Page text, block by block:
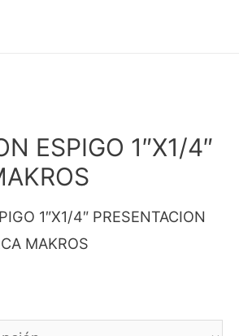
ESPIGO 1″X1/4″
1″X1/4″ PRESENTACION
MAKROS